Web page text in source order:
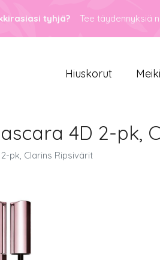
tyhjä? Tee täydennyksiä
Hiuskorut
4D 2-pk,
pk, Clarins Ripsivärit